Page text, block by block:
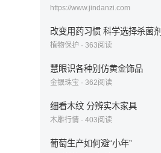
https://www.jindanzi.com
改变用药习惯 科学选择杀菌剂
植物保护 · 363阅读
慧眼识各种别仿黄金饰品
金银珠宝 · 362阅读
细看木纹 分辨实木家具
木雕行情 · 403阅读
葡萄生产如何避“小年”